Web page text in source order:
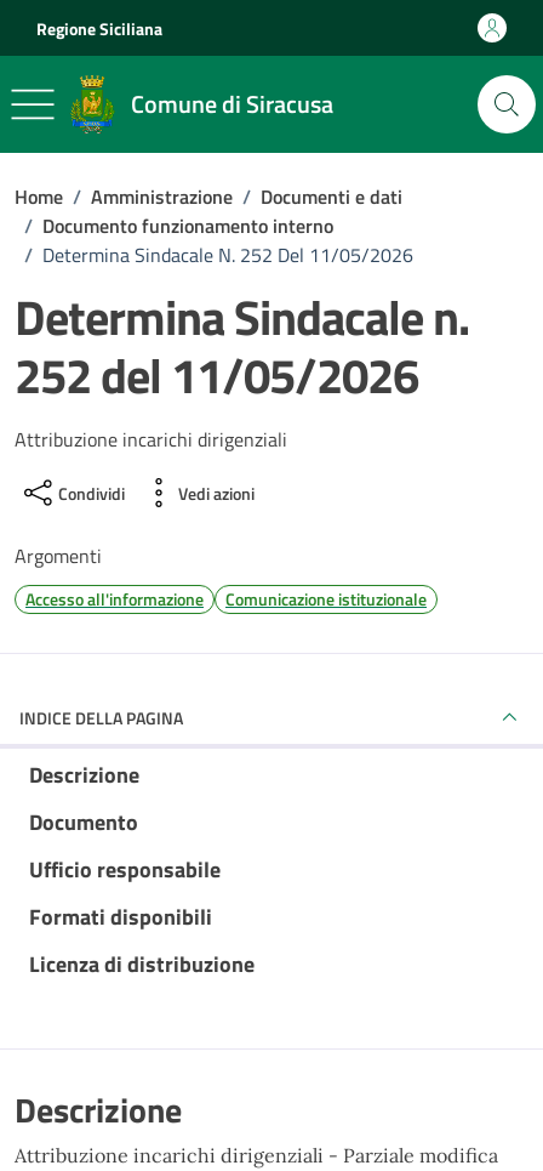
Regione Siciliana
Comune di Siracusa
Home / Amministrazione / Documenti e dati
/ Documento funzionamento interno
/ Determina Sindacale N. 252 Del 11/05/2026
Determina Sindacale n.
252 del 11/05/2026
Dettagli del documento
Attribuzione incarichi dirigenziali
Condividi Vedi azioni
Argomenti
Accesso all'informazione Comunicazione istituzionale
INDICE DELLA PAGINA
Descrizione
Documento
Ufficio responsabile
Formati disponibili
Licenza di distribuzione
Descrizione
Attribuzione incarichi dirigenziali - Parziale modifica